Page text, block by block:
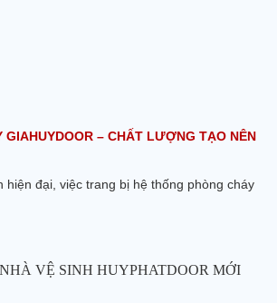
GIAHUYDOOR – CHẤT LƯỢNG TẠO NÊN
hiện đại, việc trang bị hệ thống phòng cháy